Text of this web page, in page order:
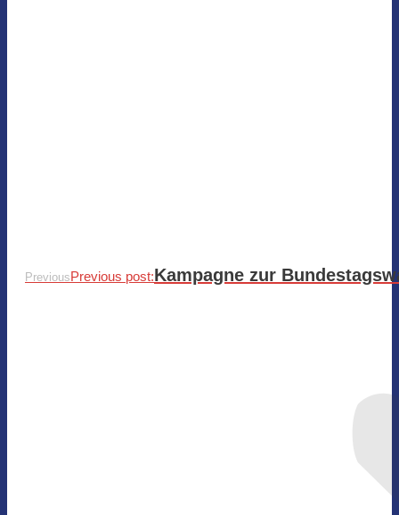
PreviousPrevious post:Kampagne zur